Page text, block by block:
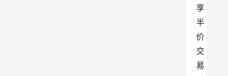
享
半
价
交
易